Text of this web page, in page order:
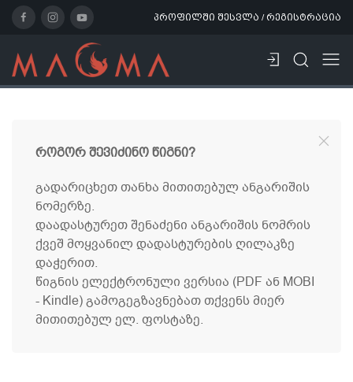
პროფილში შესვლა / რეგისტრაცია
როგორ შევიძინო წიგნი?
გადარიცხეთ თანხა მითითებულ ანგარიშის
ნომერზე.
დაადასტურეთ შენაძენი ანგარიშის ნომრის
ქვეშ მოყვანილ დადასტურების ღილაკზე
დაჭერით.
წიგნის ელექტრონული ვერსია (PDF ან MOBI
- Kindle) გამოგეგზავნებათ თქვენს მიერ
მითითებულ ელ. ფოსტაზე.